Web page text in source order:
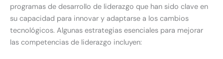
programas de desarrollo de liderazgo que han sido clave en
su capacidad para innovar y adaptarse a los cambios
tecnológicos. Algunas estrategias esenciales para mejorar
las competencias de liderazgo incluyen: